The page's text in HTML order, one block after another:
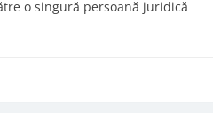
o singură persoană juridică